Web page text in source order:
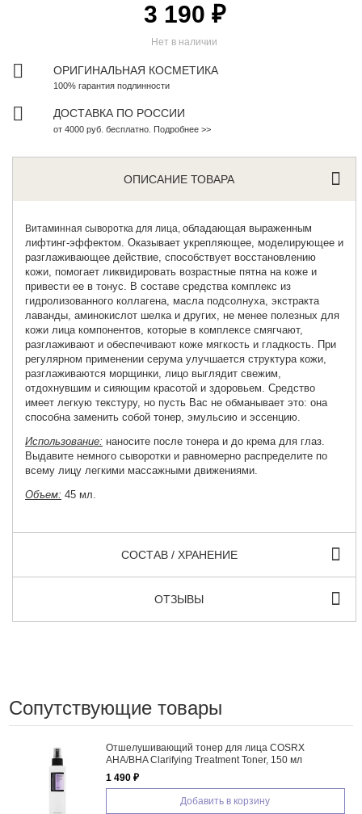
Нет в наличии
3 190 ₽
ОРИГИНАЛЬНАЯ КОСМЕТИКА
100% гарантия подлинности
ДОСТАВКА ПО РОССИИ
от 4000 руб. бесплатно. Подробнее >>
ОПИСАНИЕ ТОВАРА
Витаминная сыворотка для лица ,обладающая выраженным
лифтинг-эффектом. Оказывает укрепляющее, моделирующее и
разглаживающее действие, способствует восстановлению
кожи, помогает ликвидировать возрастные пятна на коже и
привести ее в тонус. В составе средства комплекс из
гидролизованного коллагена, масла подсолнуха, экстракта
лаванды, аминокислот шелка и других, не менее полезных для
кожи лица компонентов, которые в комплексе смягчают,
разглаживают и обеспечивают коже мягкость и гладкость. При
регулярном применении серума улучшается структура кожи,
разглаживаются морщинки, лицо выглядит свежим,
отдохнувшим и сияющим красотой и здоровьем. Средство
имеет легкую текстуру, но пусть Вас не обманывает это: она
способна заменить собой тонер, эмульсию и эссенцию.
Использование: наносите после тонера и до крема для глаз.
Выдавите немного сыворотки и равномерно распределите по
всему лицу легкими массажными движениями.
Объем: 45 мл.
СОСТАВ / ХРАНЕНИЕ
ОТЗЫВЫ
Сопутствующие товары
Отшелушивающий тонер для лица COSRX
AHA/BHA Clarifying Treatment Toner, 150 мл
1 490 ₽
Добавить в корзину